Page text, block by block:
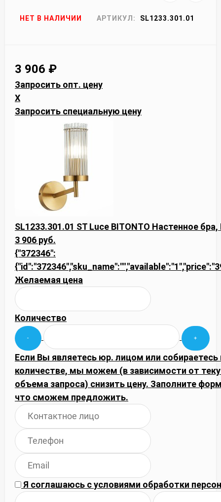
НЕТ В НАЛИЧИИ АРТИКУЛ: SL1233.301.01
3 906 ₽
Запросить опт. цену
X
Запросить специальную цену
SL1233.301.01 ST Luce BITONTO Настенное
3 906 руб.
{"372346":
Желаемая цена
Количество
Если Вы являетесь юр. лицом или
количестве, мы можем (в зависимости от
объема запроса) снизить цену. Заполните
что сможем предложить.
Я соглашаюсь сусловиями обработки